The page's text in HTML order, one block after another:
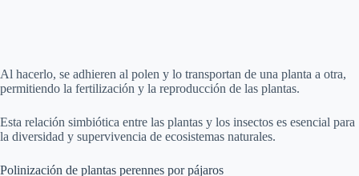
Al hacerlo, se adhieren al polen y lo transportan de una planta a otra,
permitiendo la fertilización y la reproducción de las plantas.
Esta relación simbiótica entre las plantas y los insectos es esencial para
la diversidad y supervivencia de ecosistemas naturales.
Polinización de plantas perennes por pájaros